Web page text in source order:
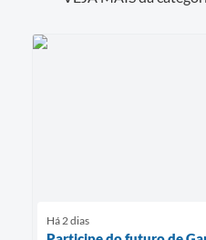
Há 2 dias